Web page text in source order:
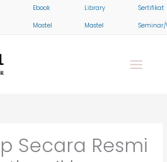
Ebook
Mastel
Library
Mastel
Sertifikat
Secara Resmi